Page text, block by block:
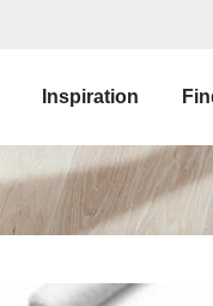
Inspiration